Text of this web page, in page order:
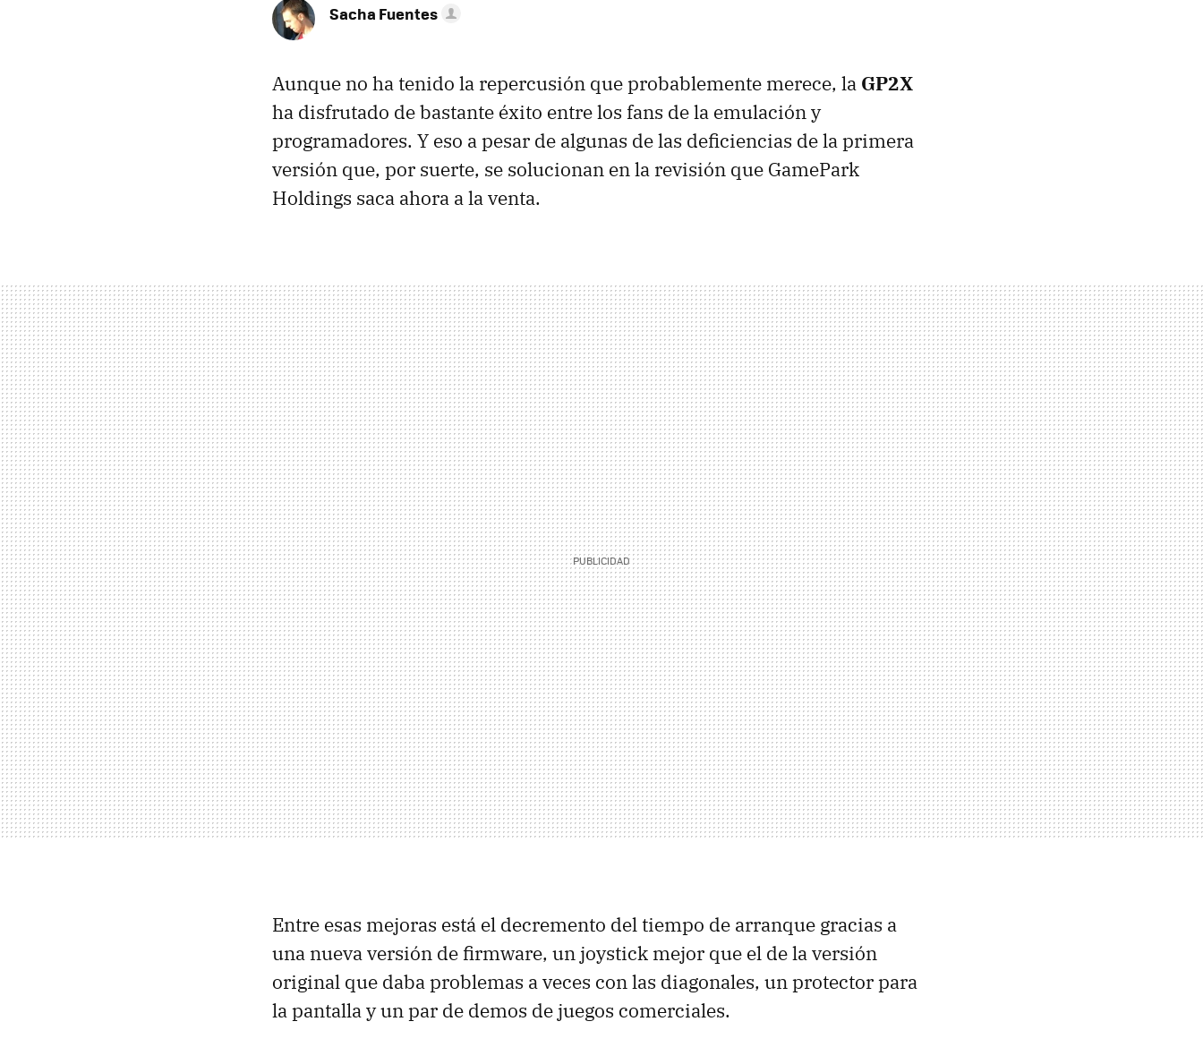
Sacha Fuentes
Aunque no ha tenido la repercusión que probablemente merece, la GP2X
ha disfrutado de bastante éxito entre los fans de la emulación y
programadores. Y eso a pesar de algunas de las deficiencias de la primera
versión que, por suerte, se solucionan en la revisión que GamePark
Holdings saca ahora a la venta.
Entre esas mejoras está el decremento del tiempo de arranque gracias a
una nueva versión de firmware, un joystick mejor que el de la versión
original que daba problemas a veces con las diagonales, un protector para
la pantalla y un par de demos de juegos comerciales.